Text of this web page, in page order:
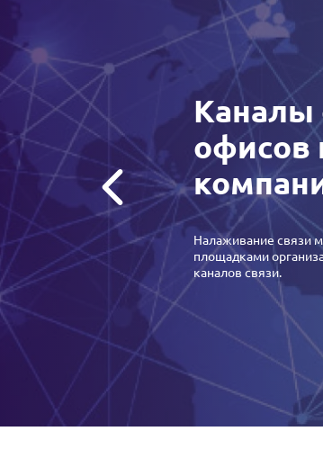
Каналы
офисов
Налаживание связи
площадками
каналов связи.